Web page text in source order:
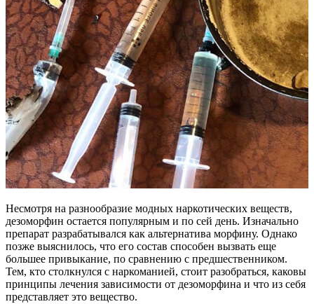
Несмотря на разнообразие модных наркотических веществ,
дезоморфин остается популярным и по сей день. Изначально
препарат разрабатывался как альтернатива морфину. Однако
позже выяснилось, что его состав способен вызвать еще
большее привыкание, по сравнению с предшественником.
Тем, кто столкнулся с наркоманией, стоит разобраться, каковы
принципы лечения зависимости от дезоморфина и что из себя
представляет это вещество.